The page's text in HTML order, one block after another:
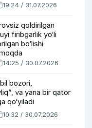
19:24 / 31.07.2026
qoldirilgan
firibgarlik yo‘li
bo‘lishi
14:25 / 30.07.2026
bozori,
va yana bir qator
qo‘yiladi
10:32 / 30.07.2026